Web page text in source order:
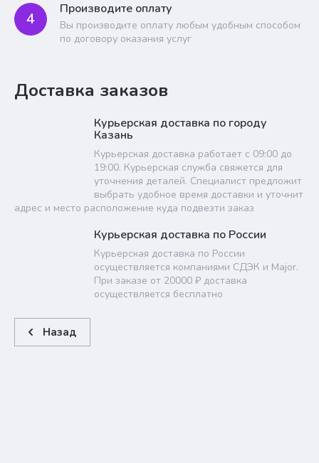
4
Производите оплату
Вы производите оплату любым удобным способом
по договору оказания услуг
Доставка заказов
Курьерская доставка по городу
Казань
Курьерская доставка работает с 09:00 до
19:00. Курьерская служба свяжется для
уточнения деталей. Специалист предложит
выбрать удобное время доставки и уточнит
адрес и место расположение куда подвезти заказ
Курьерская доставка по России
Курьерская доставка по России
осуществляется компаниями СДЭК и Major.
При заказе от 20000 ₽ доставка
осуществляется бесплатно
Назад